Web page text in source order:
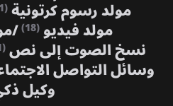
مولد رسوم كرتونية(1)
مولد فيديو(18)
/
نسخ الصوت إلى نص(1)
وسائل التواصل
وكيل